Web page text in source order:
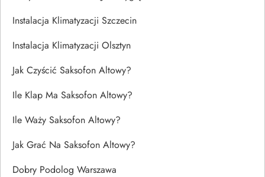
Instalacja Klimatyzacji Szczecin
Instalacja Klimatyzacji Olsztyn
Jak Czyścić Saksofon Altowy?
Ile Klap Ma Saksofon Altowy?
Ile Waży Saksofon Altowy?
Jak Grać Na Saksofon Altowy?
Dobry Podolog Warszawa